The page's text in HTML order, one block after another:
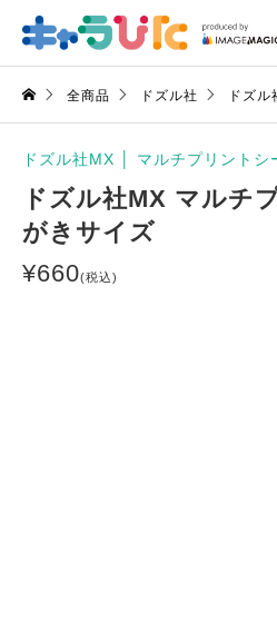
全商品 ドズル社 ドズル
ドズル社MX マルチプリントシ
ドズル社MX マルチ
がきサイズ
¥660(税込)